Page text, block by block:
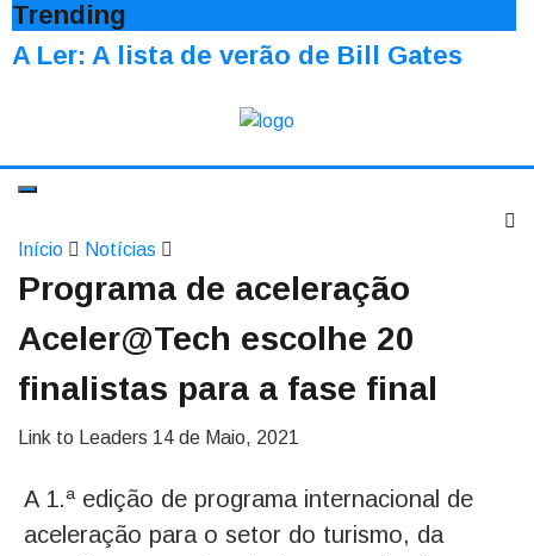
Trending
A Ler: A lista de verão de Bill Gates
Início Notícias
Programa de aceleração
Aceler@Tech escolhe 20
finalistas para a fase final
Link to Leaders 14 de Maio, 2021
A 1.ª edição de programa internacional de
aceleração para o setor do turismo, da